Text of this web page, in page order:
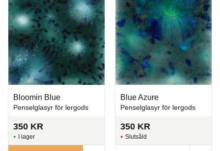
Bloomin Blue
Penselglasyr för lergods
350 KR
I lager
Blue Azure
Penselglasyr för lergods
350 KR
Slutsåld